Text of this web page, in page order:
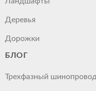
Деревья
Дорожки
БЛОГ
Трехфазный